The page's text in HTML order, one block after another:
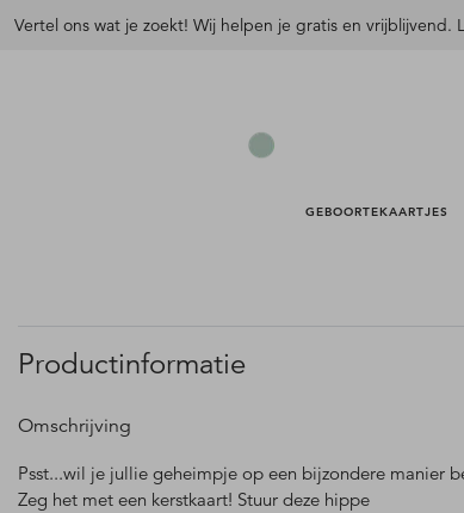
Vertel ons wat je zoekt! Wij helpen je gratis en vrijblijvend.
GEBOORTEKAARTJES
Productinformatie
Omschrijving
Psst...wil je jullie geheimpje op een bijzondere manier
Zeg het met een kerstkaart! Stuur deze hippe